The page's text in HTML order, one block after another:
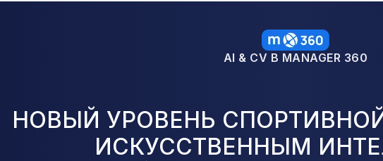
AI & CV В MANAGER 360
НОВЫЙ УРОВЕНЬ
ИСКУССТВЕННЫМ